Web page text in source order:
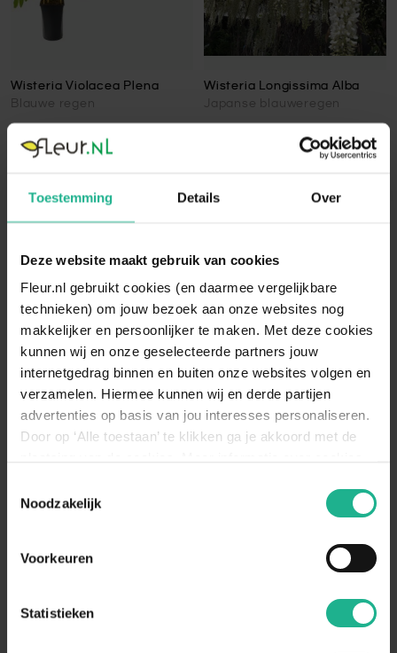
Toestemming Details Over
Deze website maakt gebruik van cookies
Fleur.nl gebruikt cookies (en daarmee vergelijkbare
technieken) om jouw bezoek aan onze websites nog
makkelijker en persoonlijker te maken. Met deze cookies
kunnen wij en onze geselecteerde partners jouw
internetgedrag binnen en buiten onze websites volgen en
verzamelen. Hiermee kunnen wij en derde partijen
advertenties op basis van jou interesses personaliseren.
Door op ‘Alle toestaan’ te klikken ga je akkoord met de
decookieverklaring op onze website.
Noodzakelijk
Voorkeuren
Statistieken
Wisteria Violacea Plena
Blauwe regen
60-80 cm
Wisteria Longissima Alba
Japanse blauweregen
€ 219,95
Wisteria Caroline
Blauweregen
Wisteria Rosea
Roze regen